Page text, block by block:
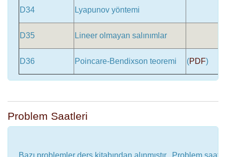
D34 Lyapunov yöntemi
D35 Lineer olmayan salınımlar
D36 Poincare-Bendixson teoremi (PDF)
Problem Saatleri
Bazı problemler ders kitabından alınmıştır. Problem